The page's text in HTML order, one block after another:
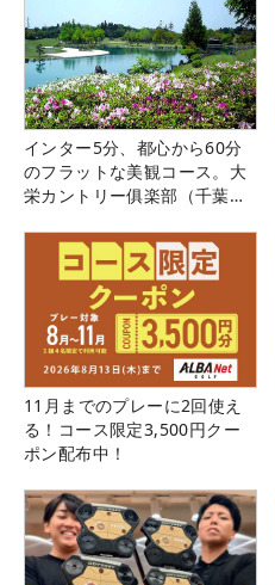
インター5分、都心から60分
のフラットな美観コース。大
栄カントリー俱楽部（千葉
11月までのプレーに2回使え
る！コース限定3,500円クー
ポン配布中！